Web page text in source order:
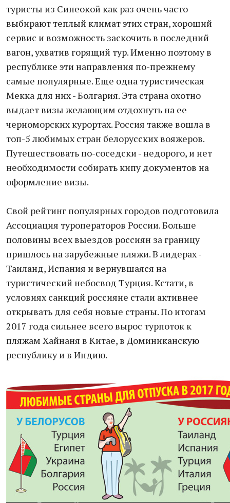
туристы из Синеокой как раз очень часто
выбирают теплый климат этих стран, хороший
сервис и возможность заскочить в последний
вагон, ухватив горящий тур. Именно поэтому в
республике эти направления по-прежнему
самые популярные. Еще одна туристическая
Мекка для них - Болгария. Эта страна охотно
выдает визы желающим отдохнуть на ее
черноморских курортах. Россия также вошла в
топ-5 любимых стран белорусских вояжеров.
Путешествовать по-соседски - недорого, и нет
необходимости собирать кипу документов на
оформление визы.
Свой рейтинг популярных городов подготовила
Ассоциация туроператоров России. Больше
половины всех выездов россиян за границу
пришлось на зарубежные пляжи. В лидерах -
Таиланд, Испания и вернувшаяся на
туристический небосвод Турция. Кстати, в
условиях санкций россияне стали активнее
открывать для себя новые страны. По итогам
2017 года сильнее всего вырос турпоток к
пляжам Хайнаня в Китае, в Доминиканскую
республику и в Индию.